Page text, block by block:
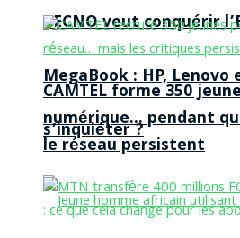
TECNO veut conquérir
MegaBook : HP, Lenovo
s’inquiéter ?
CAMTEL forme 350
numérique… pendant
le réseau persistent